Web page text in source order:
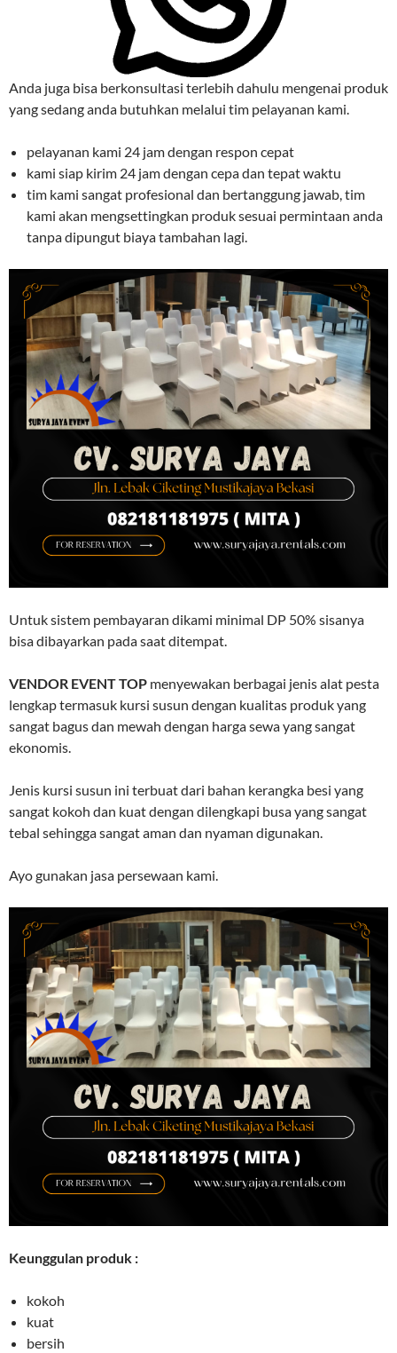
Anda juga bisa berkonsultasi terlebih dahulu mengenai produk
yang sedang anda butuhkan melalui tim pelayanan kami.
pelayanan kami 24 jam dengan respon cepat
kami siap kirim 24 jam dengan cepa dan tepat waktu
tim kami sangat profesional dan bertanggung jawab, tim
kami akan mengsettingkan produk sesuai permintaan anda
tanpa dipungut biaya tambahan lagi.
Untuk sistem pembayaran dikami minimal DP 50% sisanya
bisa dibayarkan pada saat ditempat.
VENDOR EVENT TOP menyewakan berbagai jenis alat pesta
lengkap termasuk kursi susun dengan kualitas produk yang
sangat bagus dan mewah dengan harga sewa yang sangat
ekonomis.
Jenis kursi susun ini terbuat dari bahan kerangka besi yang
sangat kokoh dan kuat dengan dilengkapi busa yang sangat
tebal sehingga sangat aman dan nyaman digunakan.
Ayo gunakan jasa persewaan kami.
Keunggulan produk :
kokoh
kuat
bersih